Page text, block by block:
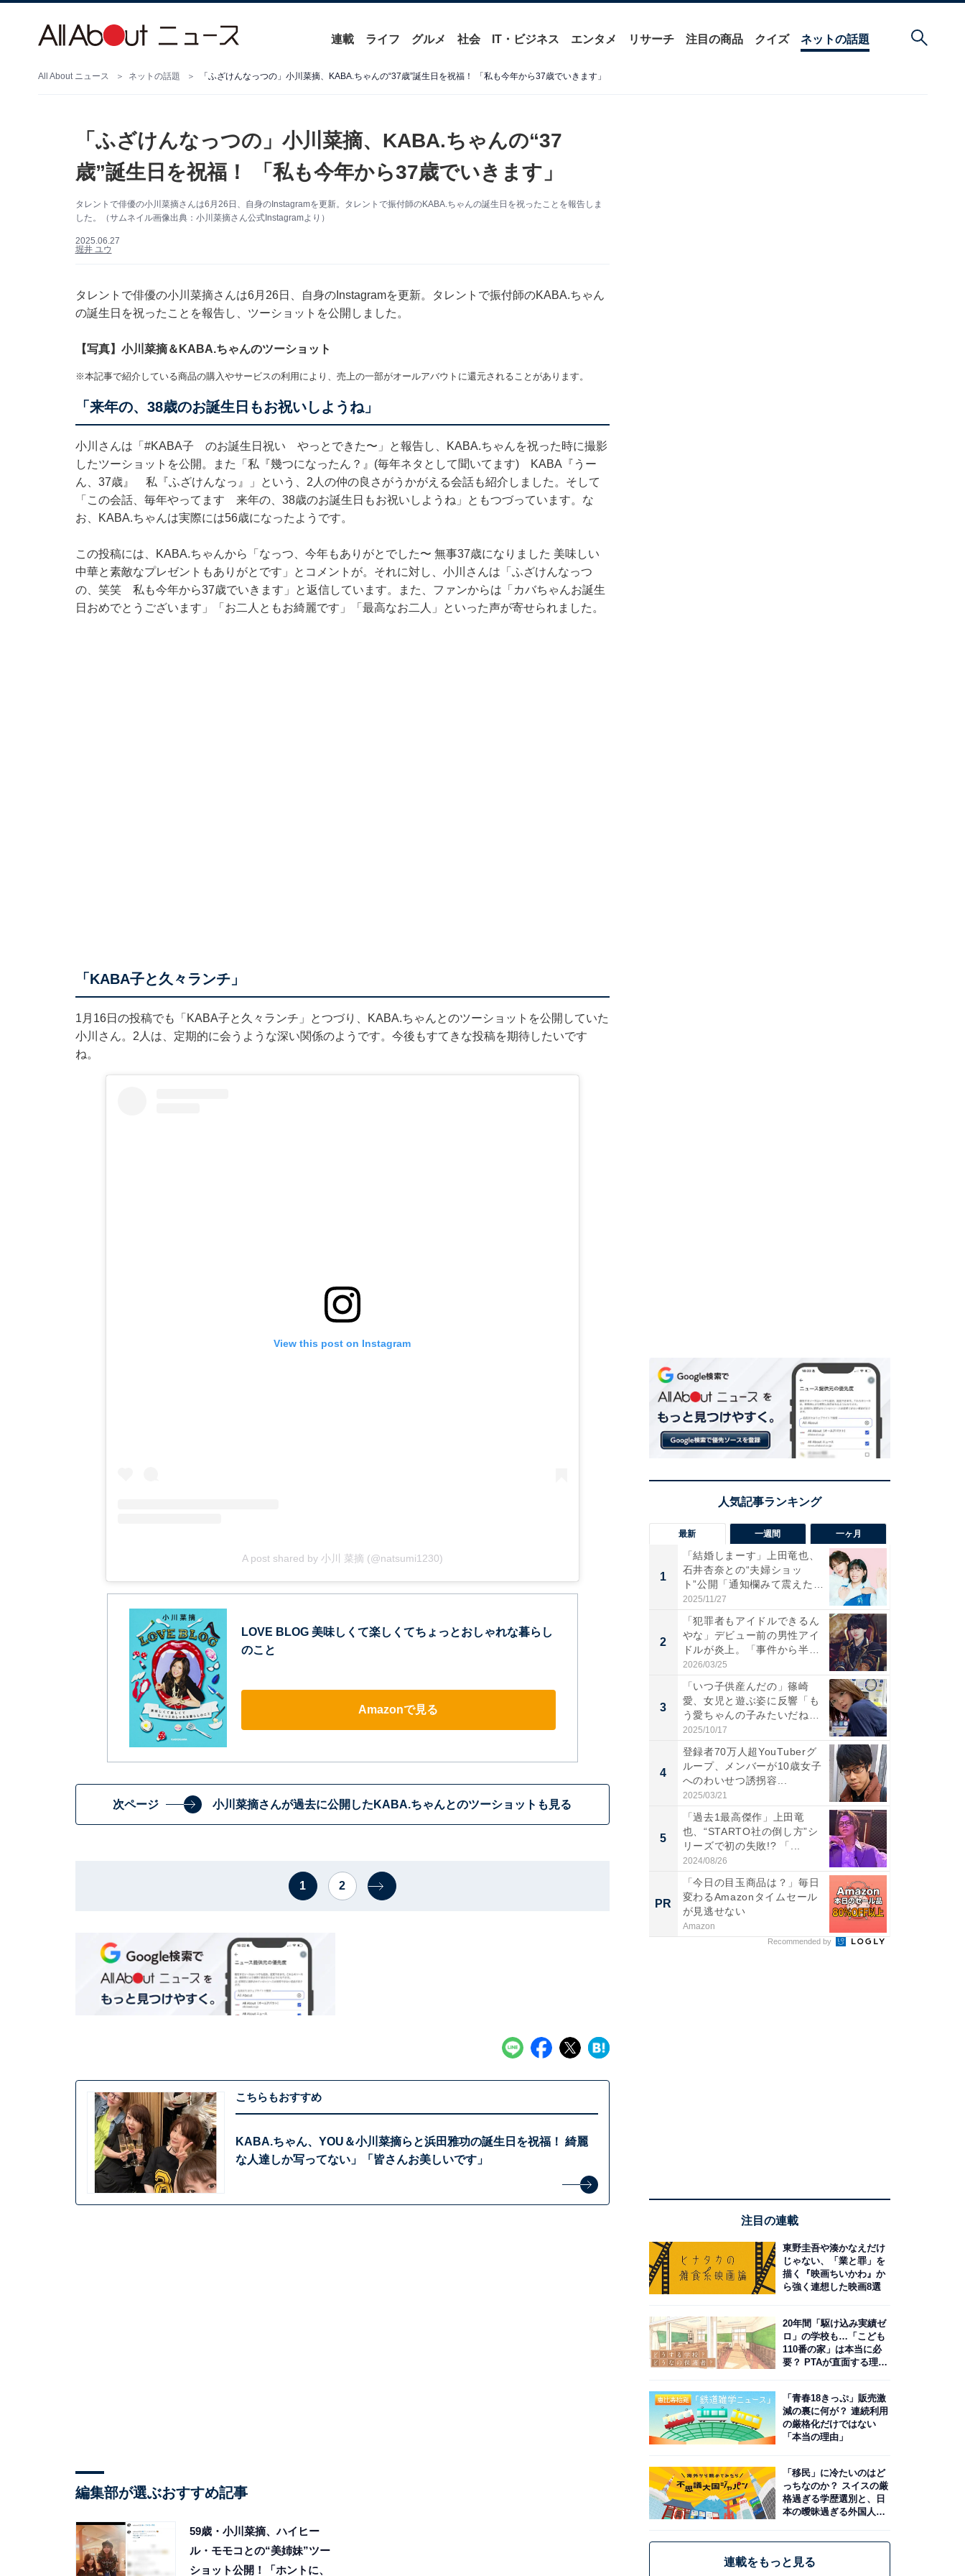
連載 ライフ グルメ 社会 IT・ビジネス エンタメ リサーチ 注目の商品 クイズ ネットの話題
All About ニュース ネットの話題 「ふざけんなっつの」小川菜摘、KABA.ちゃんの“37歳”誕生日を祝福！ 「私も今年から37歳でいきます」
「ふざけんなっつの」小川菜摘、KABA.ちゃんの“37
歳”誕生日を祝福！ 「私も今年から37歳でいきます」
タレントで俳優の小川菜摘さんは6月26日、自身のInstagramを更新。タレントで振付師のKABA.ちゃんの誕生日を祝ったことを報告しま
した。（サムネイル画像出典：小川菜摘さん公式Instagramより）
2025.06.27
堀井 ユウ
タレントで俳優の小川菜摘さんは6月26日、自身のInstagramを更新。タレントで振付師のKABA.ちゃん
の誕生日を祝ったことを報告し、ツーショットを公開しました。
【写真】小川菜摘＆KABA.ちゃんのツーショット
※本記事で紹介している商品の購入やサービスの利用により、売上の一部がオールアバウトに還元されることがあります。
「来年の、38歳のお誕生日もお祝いしようね」
小川さんは「#KABA子 のお誕生日祝い やっとできた〜」と報告し、KABA.ちゃんを祝った時に撮影
したツーショットを公開。また「私『幾つになったん？』(毎年ネタとして聞いてます) KABA『うー
ん、37歳』 私『ふざけんなっ』」という、2人の仲の良さがうかがえる会話も紹介しました。そして
「この会話、毎年やってます 来年の、38歳のお誕生日もお祝いしようね」ともつづっています。な
お、KABA.ちゃんは実際には56歳になったようです。
この投稿には、KABA.ちゃんから「なっつ、今年もありがとでした〜 無事37歳になりました 美味しい
中華と素敵なプレゼントもありがとです」とコメントが。それに対し、小川さんは「ふざけんなっつ
の、笑笑 私も今年から37歳でいきます」と返信しています。また、ファンからは「カバちゃんお誕生
日おめでとうございます」「お二人ともお綺麗です」「最高なお二人」といった声が寄せられました。
「KABA子と久々ランチ」
1月16日の投稿でも「KABA子と久々ランチ」とつづり、KABA.ちゃんとのツーショットを公開していた
小川さん。2人は、定期的に会うような深い関係のようです。今後もすてきな投稿を期待したいです
ね。
View this post on Instagram
A post shared by 小川 菜摘 (@natsumi1230)
LOVE BLOG 美味しくて楽しくてちょっとおしゃれな暮らし
のこと
Amazonで見る
次ページ 小川菜摘さんが過去に公開したKABA.ちゃんとのツーショットも見る
1 2
こちらもおすすめ
KABA.ちゃん、YOU＆小川菜摘らと浜田雅功の誕生日を祝福！ 綺麗
な人達しか写ってない」「皆さんお美しいです」
編集部が選ぶおすすめ記事
59歳・小川菜摘、ハイヒー
ル・モモコとの“美姉妹”ツー
ショット公開！「ホントに、
最新 一週間 一ヶ月
1
「結婚しまーす」上田竜也、
石井杏奈との“夫婦ショッ
ト”公開「通知欄みて震えた」
「...
2025/11/27
2
「犯罪者もアイドルできるん
やな」デビュー前の男性アイ
ドルが炎上。「事件から半年
も...
2026/03/25
3
「いつ子供産んだの」篠崎
愛、女児と遊ぶ姿に反響「も
う愛ちゃんの子みたいだね」
「完...
2025/10/17
4
登録者70万人超YouTuberグ
ループ、メンバーが10歳女子
へのわいせつ誘拐容...
2025/03/21
5
「過去1最高傑作」上田竜
也、“STARTO社の倒し方”シ
リーズで初の失敗!? 「...
2024/08/26
PR
「今日の目玉商品は？」毎日
変わるAmazonタイムセール
が見逃せない
Amazon
Recommended by
注目の連載
東野圭吾や湊かなえだけ
じゃない、「業と罪」を
描く『映画ちいかわ』か
ら強く連想した映画8選
20年間「駆け込み実績ゼ
ロ」の学校も…「こども
110番の家」は本当に必
要？ PTAが直面する理想
「青春18きっぷ」販売激
減の裏に何が？ 連続利用
の厳格化だけではない
「本当の理由」
「移民」に冷たいのはど
っちなのか？ スイスの厳
格過ぎる学歴選別と、日
本の曖昧過ぎる外国人政
連載をもっと見る